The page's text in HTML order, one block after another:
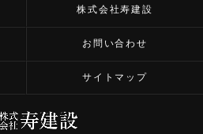
株式会社寿建設
お問い合わせ
サイトマップ